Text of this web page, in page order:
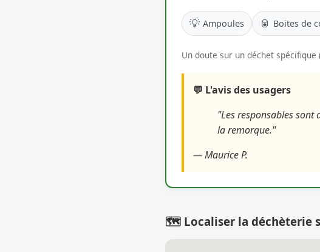
💡 Ampoules 🥫 Boites de
Un doute sur un déchet
💬 L'avis des usagers
"Les responsables
la remorque."
— Maurice P.
🗺️ Localiser la déchèterie